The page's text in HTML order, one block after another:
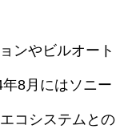
ンやビルオート
8月にはソニー
コシステムとの